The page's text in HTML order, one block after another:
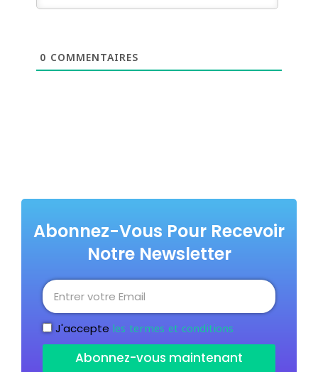
0 COMMENTAIRES
Abonnez-Vous Pour Recevoir
Notre Newsletter
J'accepte les termes et conditions
Abonnez-vous maintenant